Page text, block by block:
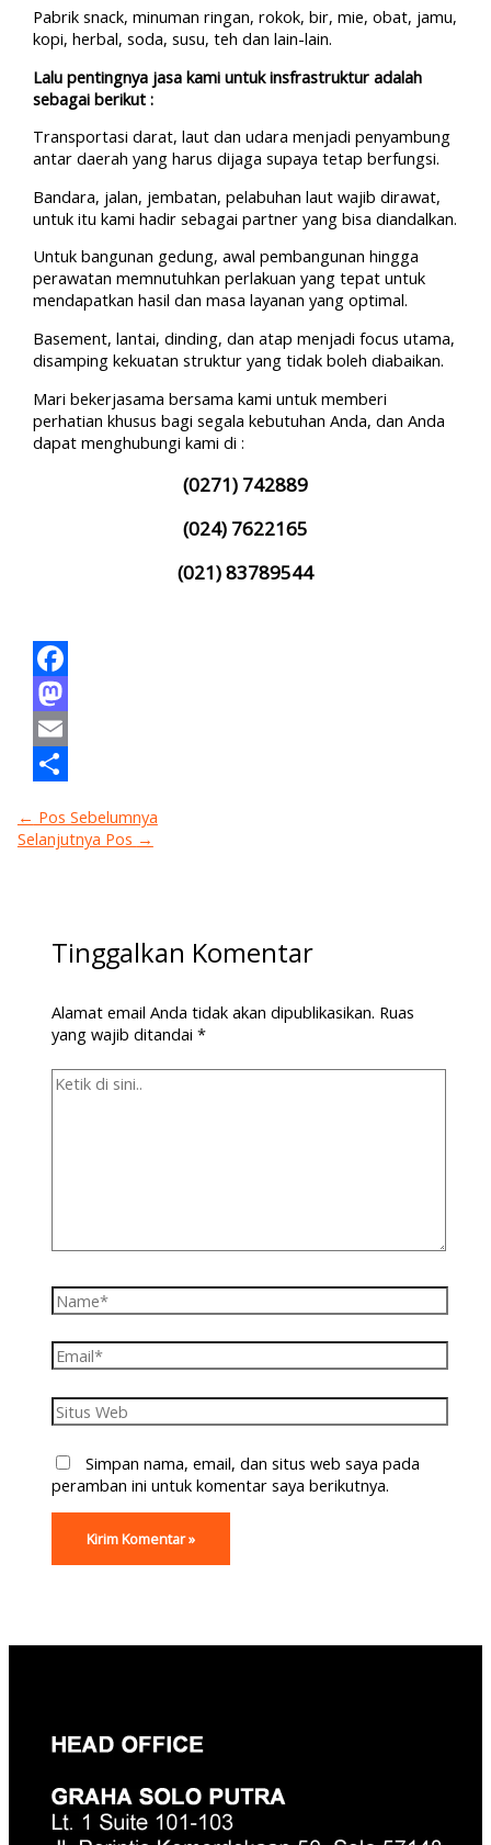
Pabrik snack, minuman ringan, rokok, bir, mie, obat, jamu,
kopi, herbal, soda, susu, teh dan lain-lain.
Lalu pentingnya jasa kami untuk insfrastruktur adalah
sebagai berikut :
Transportasi darat, laut dan udara menjadi penyambung
antar daerah yang harus dijaga supaya tetap berfungsi.
Bandara, jalan, jembatan, pelabuhan laut wajib dirawat,
untuk itu kami hadir sebagai partner yang bisa diandalkan.
Untuk bangunan gedung, awal pembangunan hingga
perawatan memnutuhkan perlakuan yang tepat untuk
mendapatkan hasil dan masa layanan yang optimal.
Basement, lantai, dinding, dan atap menjadi focus utama,
disamping kekuatan struktur yang tidak boleh diabaikan.
Mari bekerjasama bersama kami untuk memberi
perhatian khusus bagi segala kebutuhan Anda, dan Anda
dapat menghubungi kami di :
(0271) 742889
(024) 7622165
(021) 83789544
Facebook
Mastodon
Email
← Pos Sebelumnya
Selanjutnya Pos →
Tinggalkan Komentar
Alamat email Anda tidak akan dipublikasikan. Ruas
yang wajib ditandai*
Simpan nama, email, dan situs web saya pada
peramban ini untuk komentar saya berikutnya.